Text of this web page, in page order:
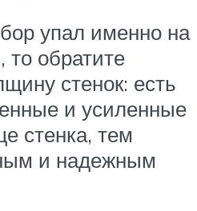
упал именно на
то обратите
стенок: есть
и усиленные
стенка, тем
и надежным